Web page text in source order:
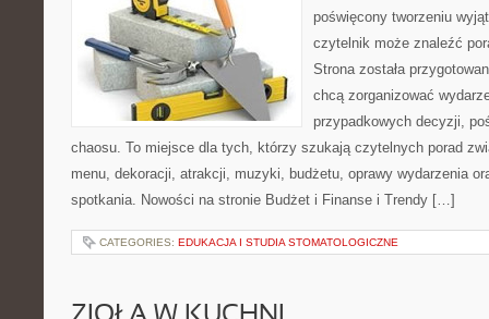
poświęcony tworzeniu
czytelnik może znaleźć
Strona została
chcą zorganizować
przypadkowych decyzji,
chaosu. To miejsce dla tych, którzy szukają czytelnych porad
menu, dekoracji, atrakcji, muzyki, budżetu, oprawy wydarzenia
spotkania. Nowości na stronie Budżet i Finanse i Trendy […]
CATEGORIES: EDUKACJA I STUDIA STOMATOLOGICZNE